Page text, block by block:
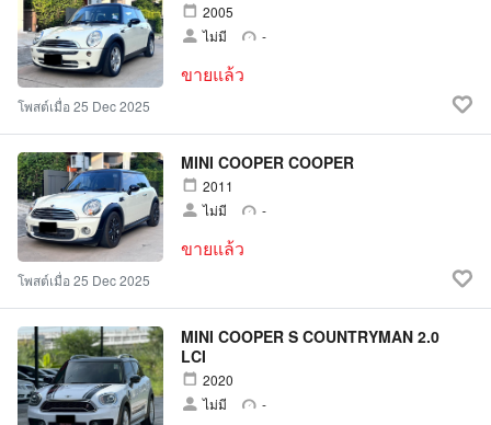
2005
ไม่มี
-
ขายแล้ว
โพสต์เมื่อ 25 Dec 2025
MINI COOPER COOPER
2011
ไม่มี
-
ขายแล้ว
โพสต์เมื่อ 25 Dec 2025
MINI COOPER S COUNTRYMAN 2.0
LCI
2020
ไม่มี
-